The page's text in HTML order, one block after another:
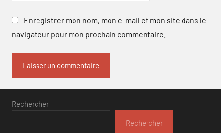
Enregistrer mon nom, mon e-mail et mon site dans le
navigateur pour mon prochain commentaire.
Rechercher
Rechercher